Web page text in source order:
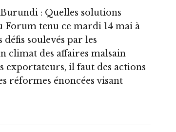
: Quelles solutions
Forum tenu ce mardi 14 mai à
soulevés par les
climat des affaires malsain
exportateurs, il faut des actions
réformes énoncées visant